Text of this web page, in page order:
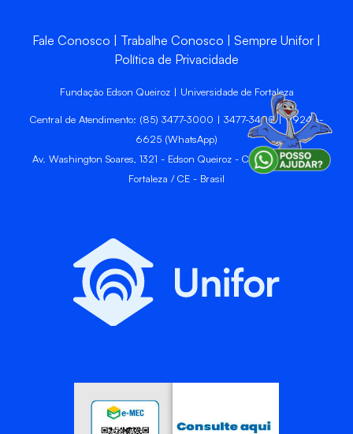
Fale Conosco Trabalhe Conosco
Sempre Unifor
Política de Privacidade
Fundação Edson Queiroz | Universidade de Fortaleza
Central de Atendimento: (85) 3477-3000 | 3477-3400 | 99246-
6625 (WhatsApp)
Av. Washington Soares, 1321 - Edson Queiroz - CEP 60811-905 -
Fortaleza / CE - Brasil